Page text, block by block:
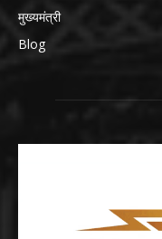
मुख्यमंत्री
Blog